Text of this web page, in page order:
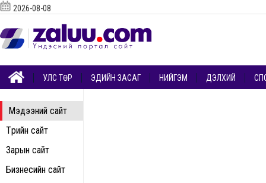
Мэдээний сайт
Төрийн сайт
Зарын сайт
Бизнесийн сайт
2026-08-08
УЛС ТӨР ЭДИЙН ЗАСАГ НИЙГЭМ ДЭЛХИЙ